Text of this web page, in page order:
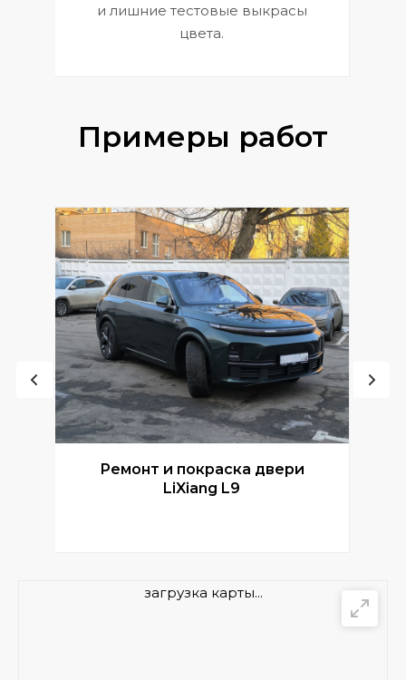
и лишние тестовые выкрасы
цвета.
Примеры работ
Ремонт и покраска двери
LiXiang L9
загрузка карты...